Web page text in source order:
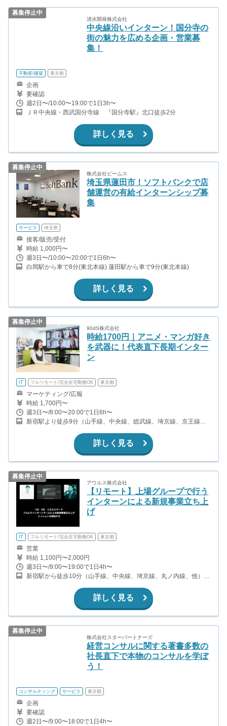
募集停止中
清水開発株式会社
中央線沿いインターン！国分寺の
街の魅力を広める企画・営業募
集！
不動産/建築 東京都
企画
要確認
週2日〜/10:00〜19:00で1日3h〜
ＪＲ中央線・西武国分寺線 『国分寺駅』北口徒歩2分
詳しく見る
募集停止中
株式会社ビームス
埼玉県蓮田市！ソフトバンクで店
舗運営の有給インターンシップ募
集
サービス 埼玉県
接客/販売/受付
時給 1,000円〜
週3日〜/10:00〜20:00で1日6h〜
白岡駅から車で8分(東北本線) 蓮田駅から車で9分(東北本線)
詳しく見る
募集停止中
90dS株式会社
時給1700円｜アニメ・マンガ好き
を武器に！代表直下長期インター
ン
IT フルリモート/完全在宅勤務OK 東京都
マーケティング/広報
時給 1,700円〜
週3日〜/8:00〜20:00で1日6h〜
新宿駅より徒歩9分（山手線、中央線、総武線、埼京線、京王線ほ
詳しく見る
募集停止中
アウルス株式会社
【リモート】上場グループで行う
インターンによる新規事業立ち上
げ
IT フルリモート/完全在宅勤務OK 東京都
営業
時給 1,100円〜2,000円
週3日〜/9:00〜19:00で1日4h〜
新宿駅から徒歩10分（山手線、中央線、埼京線、丸ノ内線、他）
線） 西武新宿駅から徒歩10分（西武新宿線）
詳しく見る
募集停止中
株式会社スターパートナーズ
経営コンサルに関する著書多数の
社長直下で本物のコンサルを学ぼ
う！
コンサルティング サービス 東京都
企画
要確認
週2日〜/9:00〜18:00で1日4h〜